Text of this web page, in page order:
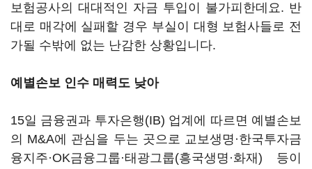
보험공사의 대대적인 자금 투입이 불가피한데요. 반
대로 매각에 실패할 경우 부실이 대형 보험사들로 전
가될 수밖에 없는 난감한 상황입니다.
예별손보 인수 매력도 낮아
15일 금융권과 투자은행(IB) 업계에 따르면 예별손보
의 M&A에 관심을 두는 곳으로 교보생명·한국투자금
융지주·OK금융그룹·태광그룹(흥국생명·화재) 등이